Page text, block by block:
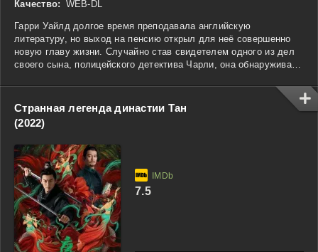
Качество: WEB-DL
Гарри Уайлд долгое время преподавала английскую
литературу, но выход на пенсию открыл для неё совершенно
новую главу жизни. Случайно став свидетелем одного из дел
своего сына, полицейского детектива Чарли, она обнаруживает,
могут быть полезны в расследовании преступлений. Она
начинает помогать сыну, а иногда и вмешиваться в дела,
которые, по её мнению, требуют нестандартного подхода. Её
внимание к деталям и способность выстраивать логические
далеко не всегда доволен её участием. Сериал — это
сочетание остроумного детектива и семейной драмы, где
столкновение поколений порождает неожиданные и
захватывающие сюжеты.
Странная легенда династии Тан
(2022)
7.5